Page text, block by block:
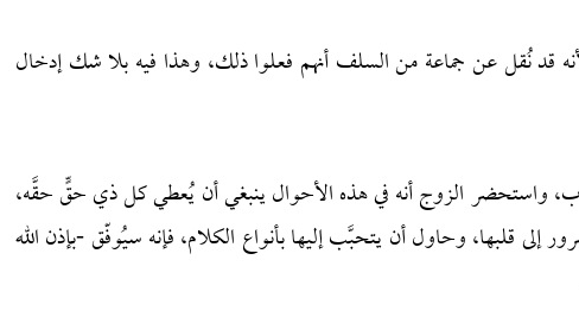
قد نُقل عن جماعة من السلف أنهم فعلوا ذلك، وهذا فيه بلا شك إدخال
واستحضر الزوج أنه في هذه الأحوال ينبغي أن يُعطي كل ذي حقٍّ حقَّه،
إلى قلبها، وحاول أن يتحبَّب إليها بأنواع الكلام، فإنه سيُوفّق -بإذن الله